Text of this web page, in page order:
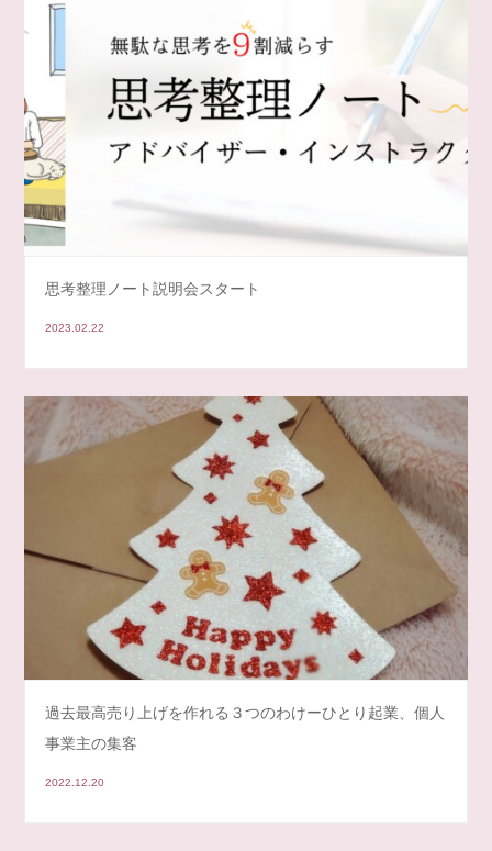
思考整理ノート説明会スタート
2023.02.22
過去最高売り上げを作れる３つのわけーひとり起業、個人
事業主の集客
2022.12.20